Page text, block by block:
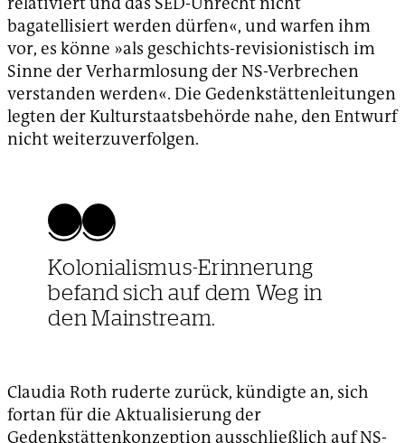
bagatellisiert werden dürfen«, und warfen ihm
vor, es könne »als geschichts-revisionistisch im
Sinne der Verharmlosung der NS-Verbrechen
verstanden werden«. Die Gedenkstättenleitungen
legten der Kulturstaatsbehörde nahe, den Entwurf
nicht weiterzuverfolgen.
Kolonialismus-Erinnerung
befand sich auf dem Weg in
den Mainstream.
Claudia Roth ruderte zurück, kündigte an, sich
fortan für die Aktualisierung der
Gedenkstättenkonzeption ausschließlich auf NS-